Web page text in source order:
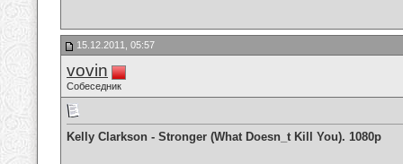
15.12.2011, 05:57
vovin
Собеседник
Kelly Clarkson - Stronger (What Doesn_t Kill You). 1080p